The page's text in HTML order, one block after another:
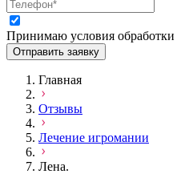
Принимаю условия обработки
Отправить заявку
Главная
Отзывы
Лечение игромании
Лена.